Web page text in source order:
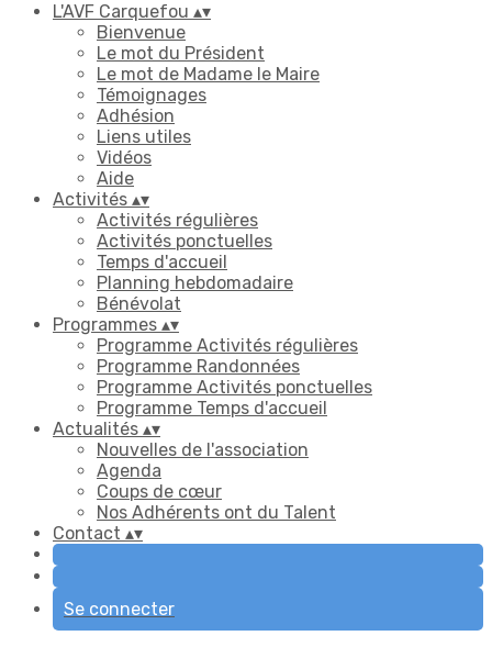
L'AVF Carquefou ▴▾
Bienvenue
Le mot du Président
Le mot de Madame le Maire
Témoignages
Adhésion
Liens utiles
Vidéos
Aide
Activités ▴▾
Activités régulières
Activités ponctuelles
Temps d'accueil
Planning hebdomadaire
Bénévolat
Programmes ▴▾
Programme Activités régulières
Programme Randonnées
Programme Activités ponctuelles
Programme Temps d'accueil
Actualités ▴▾
Nouvelles de l'association
Agenda
Coups de cœur
Nos Adhérents ont du Talent
Contact ▴▾
Se connecter